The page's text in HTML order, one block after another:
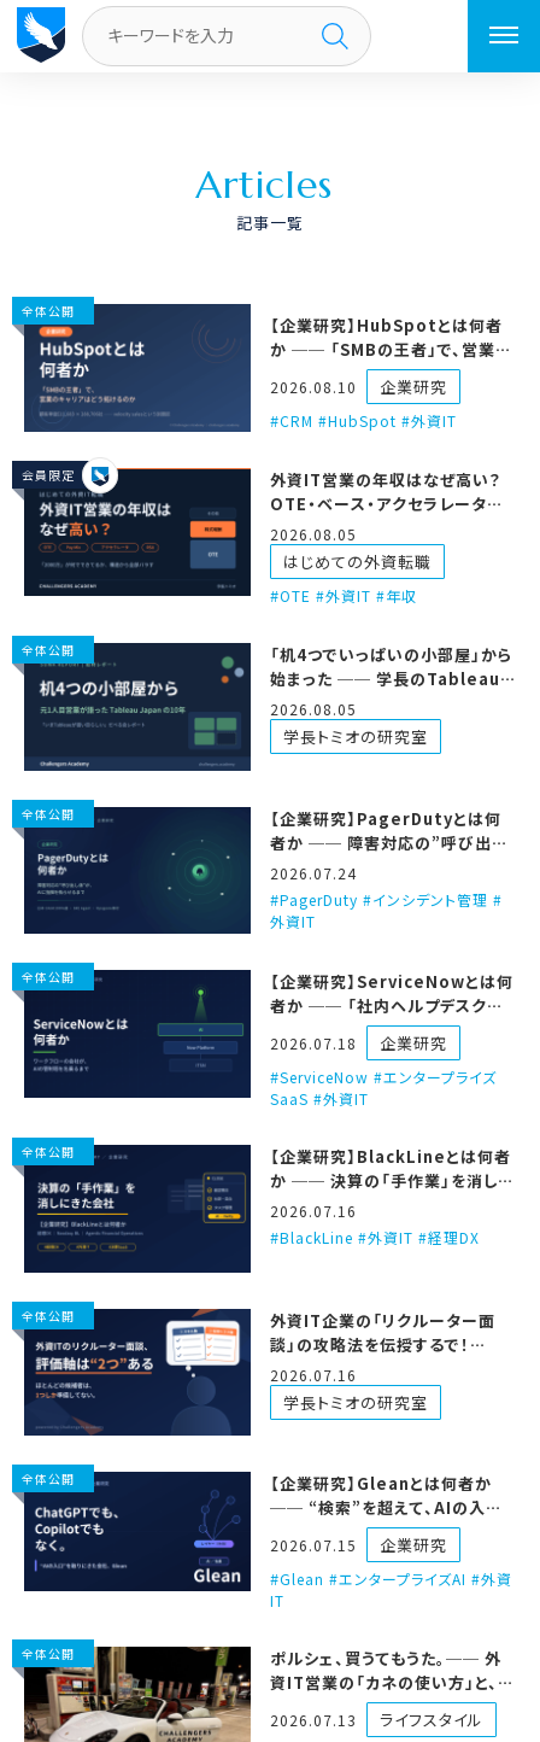
トップページ
Articles
記事一覧
全体公開
【企業研究】HubSpotとは何者
か ── 「SMBの王者」で、営業の
キャリアはどう拓けるのか
2026.08.10 企業研究
CRM #HubSpot #外資IT
会員限定
外資IT営業の年収はなぜ高い？
OTE・ベース・アクセラレータの
仕組みを徹底解説
2026.08.05
はじめての外資転職
OTE #外資IT #年収
全体公開
「机4つでいっぱいの小部屋」から
始まった ── 学長のTableauだ
べる会を聞いてきた
2026.08.05
学長トミオの研究室
全体公開
【企業研究】PagerDutyとは何
者か ── 障害対応の”呼び出し
係”が、AIに指揮を執らせるまで
2026.07.24
PagerDuty #インシデント管理 #
外資IT
全体公開
【企業研究】ServiceNowとは何
者か ── 「社内ヘルプデスクの
会社」が、AIの管制塔を名乗るま
で
2026.07.18 企業研究
ServiceNow #エンタープライズ
SaaS #外資IT
全体公開
【企業研究】BlackLineとは何者
か ── 決算の「手作業」を消しに
きた、経理DXの会社
2026.07.16
BlackLine #外資IT #経理DX
全体公開
外資IT企業の「リクルーター面
談」の攻略法を伝授するで！
【2026年改訂版】
2026.07.16
学長トミオの研究室
全体公開
【企業研究】Gleanとは何者か
── “検索”を超えて、AIの入口
を取りにきた会社
2026.07.15 企業研究
Glean #エンタープライズAI #外資
IT
全体公開
ポルシェ、買うてもうた。── 外
資IT営業の「カネの使い方」と、
ECS号ツアーの話
2026.07.13 ライフスタイル